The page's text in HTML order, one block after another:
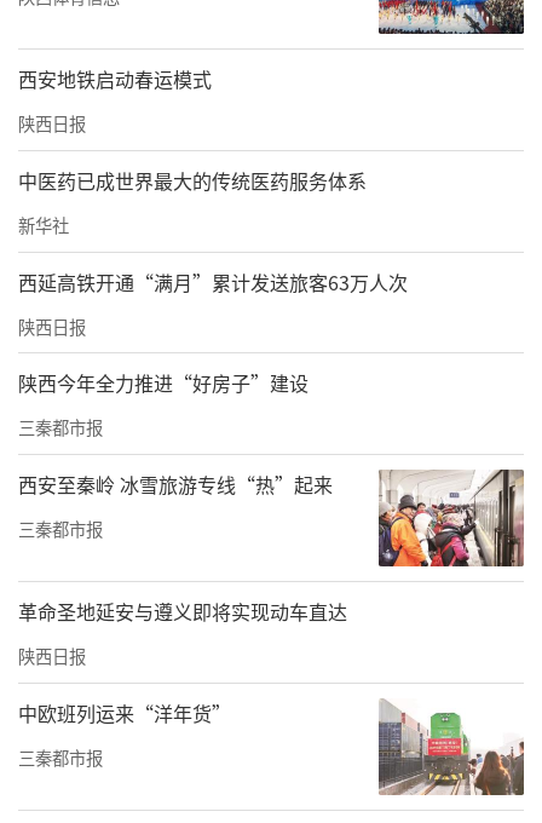
西安地铁启动春运模式
陕西日报
中医药已成世界最大的传统医药服务体系
新华社
西延高铁开通“满月”累计发送旅客63万人次
陕西日报
陕西今年全力推进“好房子”建设
三秦都市报
西安至秦岭 冰雪旅游专线“热”起来
三秦都市报
革命圣地延安与遵义即将实现动车直达
陕西日报
中欧班列运来“洋年货”
三秦都市报